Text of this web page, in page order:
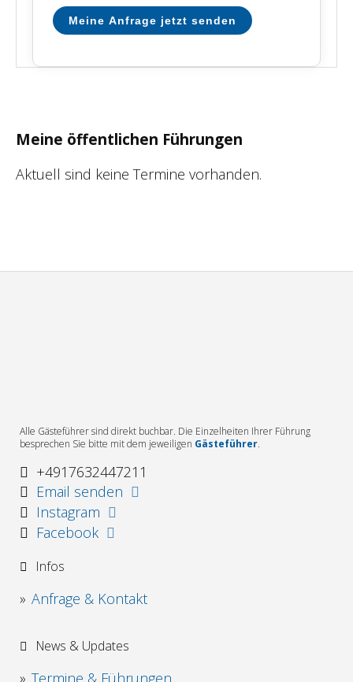
Meine Anfrage jetzt senden
Meine öffentlichen Führungen
Aktuell sind keine Termine vorhanden.
Alle Gästeführer sind direkt buchbar. Die Einzelheiten Ihrer Führung
besprechen Sie bitte mit dem jeweiligen Gästeführer.
+4917632447211
Email senden
Instagram
Facebook
Infos
Anfrage & Kontakt
News & Updates